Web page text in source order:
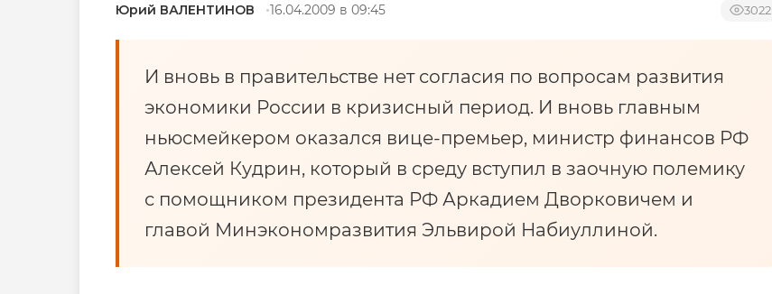
Юрий ВАЛЕНТИНОВ 16.04.2009 в 09:45 3022
И вновь в правительстве нет согласия по вопросам развития
экономики России в кризисный период. И вновь главным
ньюсмейкером оказался вице-премьер, министр финансов РФ
Алексей Кудрин, который в среду вступил в заочную полемику
с помощником президента РФ Аркадием Дворковичем и
главой Минэкономразвития Эльвирой Набиуллиной.